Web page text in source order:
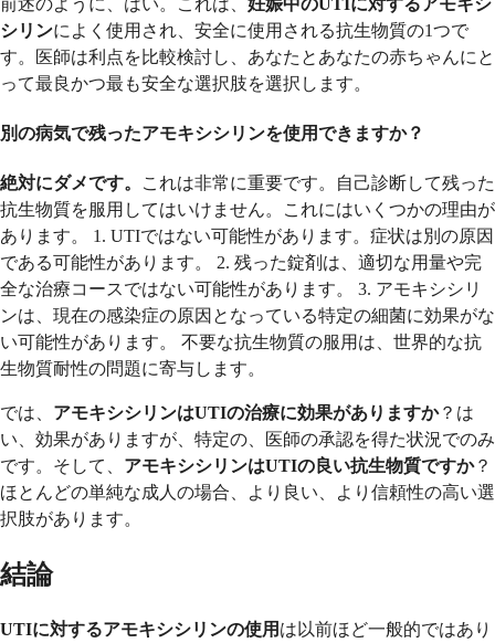
シリンによく使用され、安全に使用される抗生物質の1つで
す。医師は利点を比較検討し、あなたとあなたの赤ちゃんにと
って最良かつ最も安全な選択肢を選択します。
別の病気で残ったアモキシシリンを使用できますか？
絶対にダメです。
これは非常に重要です。自己診断して残った
抗生物質を服用してはいけません。これにはいくつかの理由が
あります。 1. UTIではない可能性があります。症状は別の原因
である可能性があります。 2. 残った錠剤は、適切な用量や完
全な治療コースではない可能性があります。 3. アモキシシリ
ンは、現在の感染症の原因となっている特定の細菌に効果がな
い可能性があります。 不要な抗生物質の服用は、世界的な抗
生物質耐性の問題に寄与します。
では、 アモキシシリンはUTIの治療に効果がありますか？は
い、効果がありますが、特定の、医師の承認を得た状況でのみ
です。そして、 アモキシシリンはUTIの良い抗生物質ですか？
ほとんどの単純な成人の場合、より良い、より信頼性の高い選
択肢があります。
結論
UTIに対するアモキシシリンの使用 は以前ほど一般的ではあり